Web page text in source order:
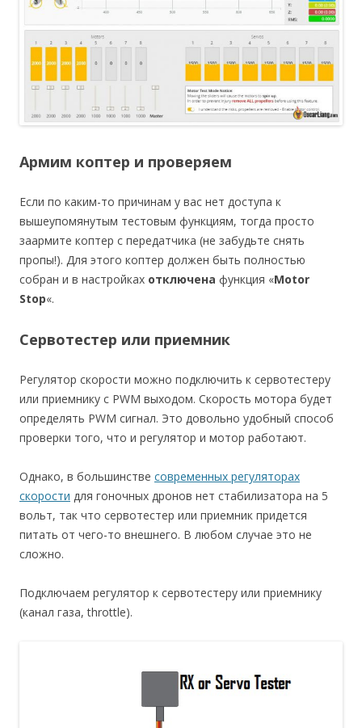
Армим коптер и проверяем
Если по каким-то причинам у вас нет доступа к
вышеупомянутым тестовым функциям, тогда просто
заармите коптер с передатчика (не забудьте снять
пропы!). Для этого коптер должен быть полностью
собран и в настройках отключена функция «Motor
Stop«.
Сервотестер или приемник
Регулятор скорости можно подключить к сервотестеру
или приемнику с PWM выходом. Скорость мотора будет
определять PWM сигнал. Это довольно удобный способ
проверки того, что и регулятор и мотор работают.
Однако, в большинстве современных регуляторах
скорости для гоночных дронов нет стабилизатора на 5
вольт, так что сервотестер или приемник придется
питать от чего-то внешнего. В любом случае это не
сложно.
Подключаем регулятор к сервотестеру или приемнику
(канал газа, throttle).